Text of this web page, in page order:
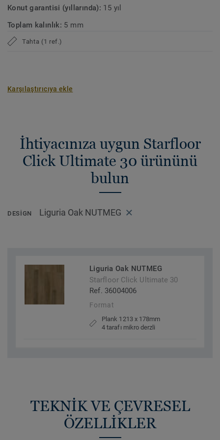
Konut garantisi (yıllarında): 15 yıl
Toplam kalınlık: 5 mm
Tahta (1 ref.)
Karşılaştırıcıya ekle
İhtiyacınıza uygun Starfloor
Click Ultimate 30 ürününü
bulun
DESIGN Liguria Oak NUTMEG
Liguria Oak NUTMEG
Starfloor Click Ultimate 30
Ref. 36004006
Format
Plank 1213 x 178mm
4 tarafı mikro derzli
TEKNİK VE ÇEVRESEL
ÖZELLİKLER